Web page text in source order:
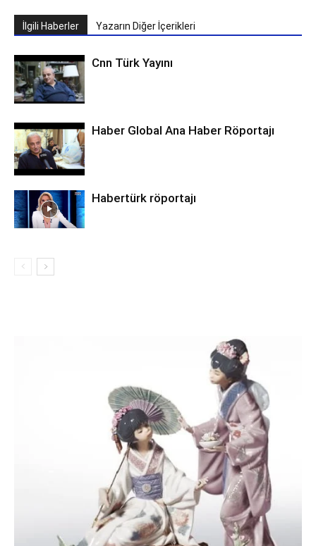
İlgili Haberler Yazarın Diğer İçerikleri
Cnn Türk Yayını
Haber Global Ana Haber Röportajı
Habertürk röportajı